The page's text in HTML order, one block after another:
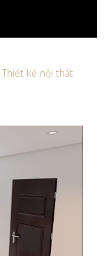
Thiết kế nội thất